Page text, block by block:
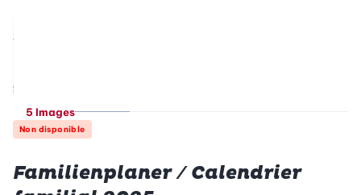
5 Images
Non disponible
Familienplaner / Calendrier